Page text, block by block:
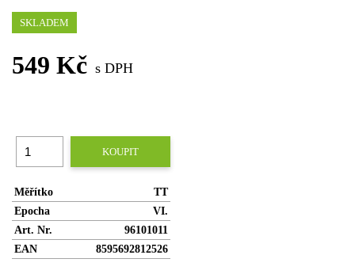
SKLADEM
549 Kč s DPH
KOUPIT
Měřítko
TT
Epocha
VI.
Art. Nr.
96101011
EAN
8595692812526